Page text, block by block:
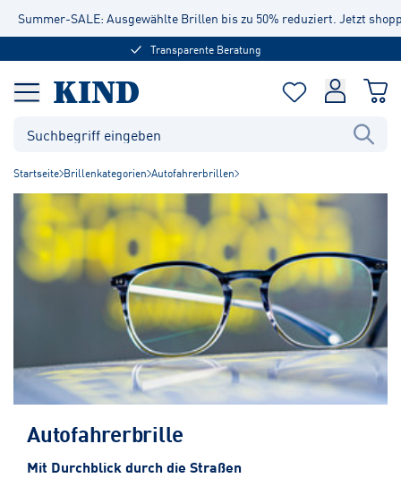
Summer-SALE: Ausgewählte Brillen bis zu 50% reduziert. Jetzt
Transparente Beratung
Startseite Brillenkategorien Autofahrerbrillen
Autofahrerbrille
Mit Durchblick durch die Straßen